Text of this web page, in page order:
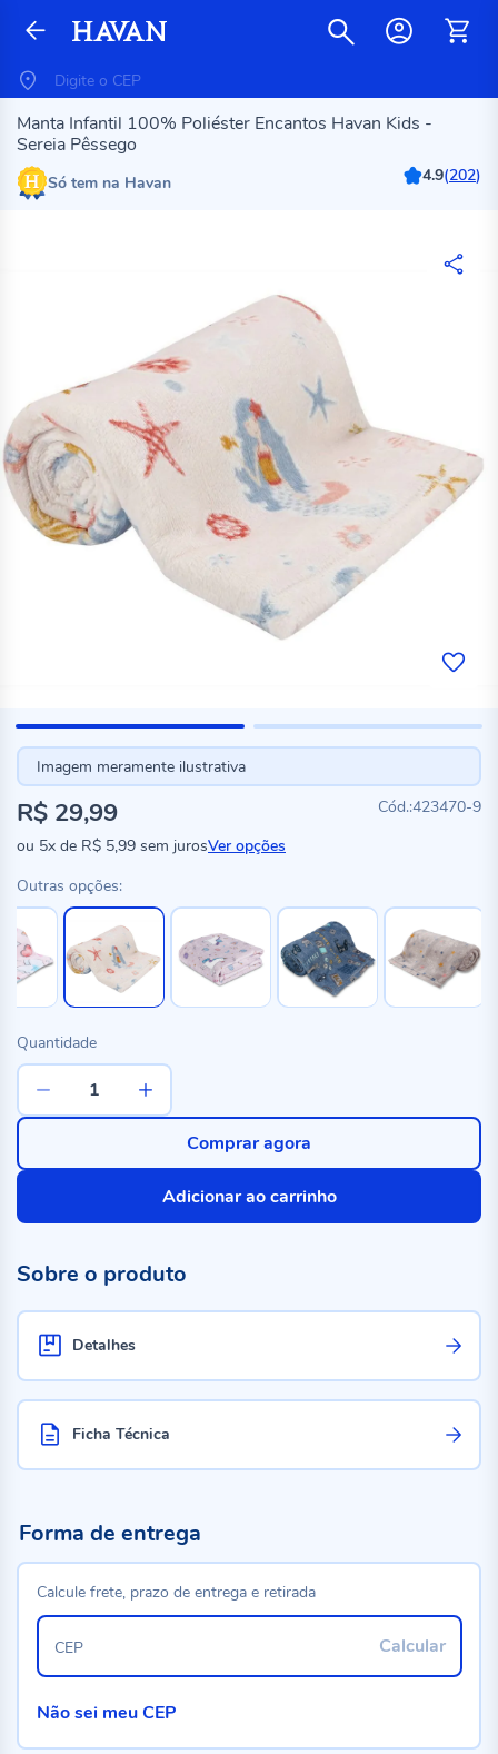
Manta Infantil 100% Poliéster Encantos Havan Kids -
Sereia Pêssego
Só tem na Havan 4.9(202)
Imagem meramente ilustrativa
423470-9
R$ 29,99
ou 5x de R$ 5,99 sem jurosVer opções
Outras opções:
Quantidade
Adicionar ao carrinho
Comprar agora
Sobre o produto
Detalhes
Ficha Técnica
Forma de entrega
Calcule frete, prazo de entrega e retirada
Calcular
CEP
Não sei meu CEP